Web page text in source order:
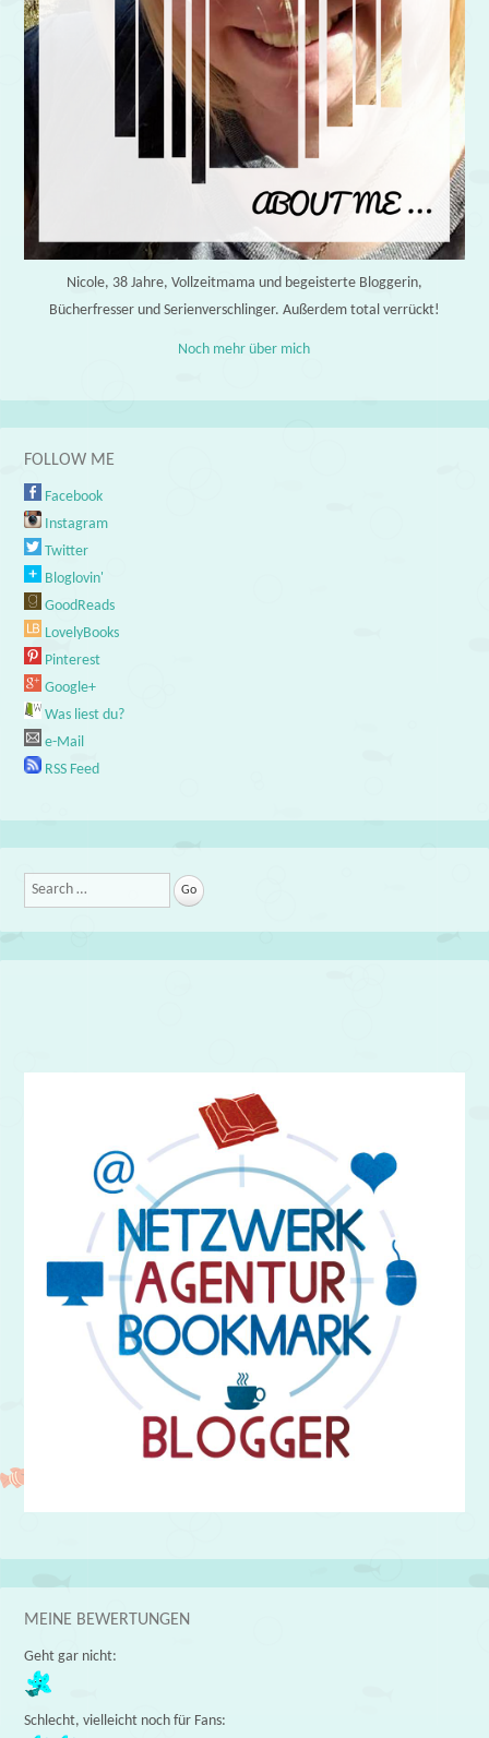
Nicole, 38 Jahre, Vollzeitmama und begeisterte Bloggerin,
Bücherfresser und Serienverschlinger. Außerdem total verrückt!
Noch mehr über mich
FOLLOW ME
Facebook
Instagram
Twitter
Bloglovin'
GoodReads
LovelyBooks
Pinterest
Google+
Was liest du?
e-Mail
RSS Feed
Search
MEINE BEWERTUNGEN
Geht gar nicht:
Schlecht, vielleicht noch für Fans: